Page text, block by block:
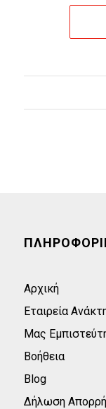
Αρχική
Εταιρεία
Μας
Βοήθεια
Blog
Δήλωση